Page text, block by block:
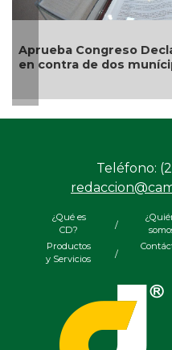
Entrega DIF
Teléfono:
¿Qué es
CD?
/
Productos
y Servicios
/